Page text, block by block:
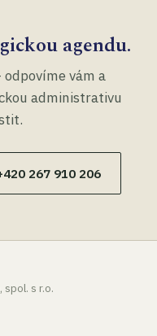
agendu.
vám a
administrativu
267 910 206
spol. s r.o.